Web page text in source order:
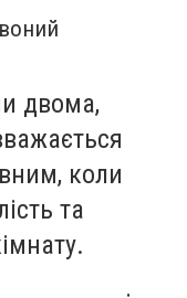
двома,
коли
та